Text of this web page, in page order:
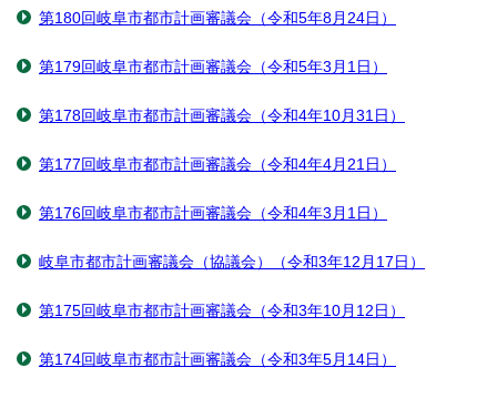
第180回岐阜市都市計画審議会（令和5年8月24日）
第179回岐阜市都市計画審議会（令和5年3月1日）
第178回岐阜市都市計画審議会（令和4年10月31日）
第177回岐阜市都市計画審議会（令和4年4月21日）
第176回岐阜市都市計画審議会（令和4年3月1日）
岐阜市都市計画審議会（協議会）（令和3年12月17日）
第175回岐阜市都市計画審議会（令和3年10月12日）
第174回岐阜市都市計画審議会（令和3年5月14日）